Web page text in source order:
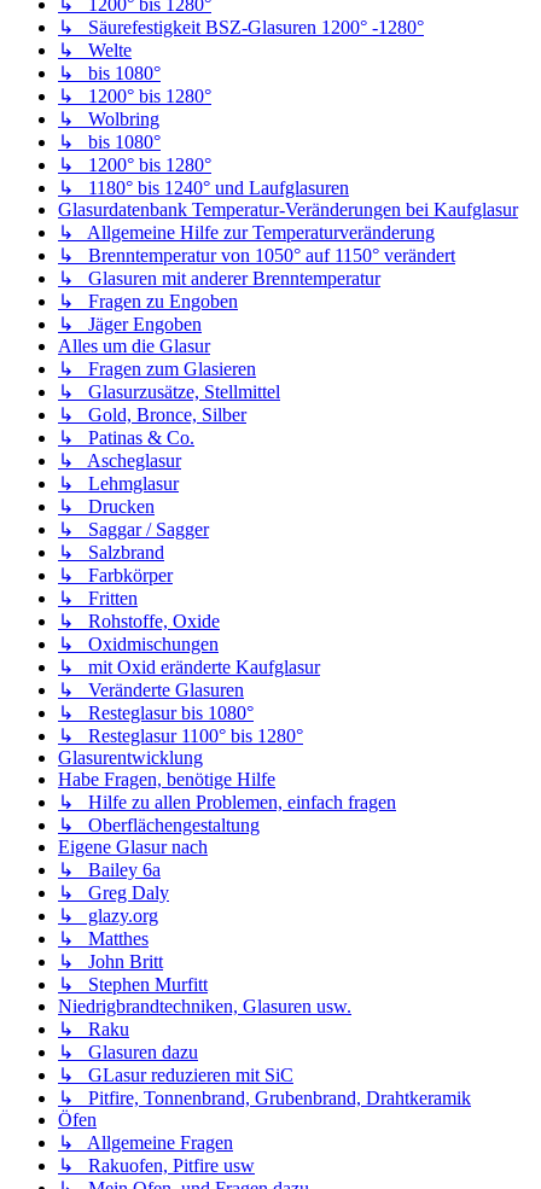
↳ Säurefestigkeit BSZ-Glasuren 1200° -1280°
↳ Welte
↳ bis 1080°
↳ 1200° bis 1280°
↳ Wolbring
↳ bis 1080°
↳ 1200° bis 1280°
↳ 1180° bis 1240° und Laufglasuren
Glasurdatenbank Temperatur-Veränderungen bei Kaufglasur
↳ Allgemeine Hilfe zur Temperaturveränderung
↳ Brenntemperatur von 1050° auf 1150° verändert
↳ Glasuren mit anderer Brenntemperatur
↳ Fragen zu Engoben
↳ Jäger Engoben
Alles um die Glasur
↳ Fragen zum Glasieren
↳ Glasurzusätze, Stellmittel
↳ Gold, Bronce, Silber
↳ Patinas & Co.
↳ Ascheglasur
↳ Lehmglasur
↳ Drucken
↳ Saggar / Sagger
↳ Salzbrand
↳ Farbkörper
↳ Fritten
↳ Rohstoffe, Oxide
↳ Oxidmischungen
↳ mit Oxid eränderte Kaufglasur
↳ Veränderte Glasuren
↳ Resteglasur bis 1080°
↳ Resteglasur 1100° bis 1280°
Glasurentwicklung
Habe Fragen, benötige Hilfe
↳ Hilfe zu allen Problemen, einfach fragen
↳ Oberflächengestaltung
Eigene Glasur nach
↳ Bailey 6a
↳ Greg Daly
↳ glazy.org
↳ Matthes
↳ John Britt
↳ Stephen Murfitt
Niedrigbrandtechniken, Glasuren usw.
↳ Raku
↳ Glasuren dazu
↳ GLasur reduzieren mit SiC
↳ Pitfire, Tonnenbrand, Grubenbrand, Drahtkeramik
Öfen
↳ Allgemeine Fragen
↳ Rakuofen, Pitfire usw